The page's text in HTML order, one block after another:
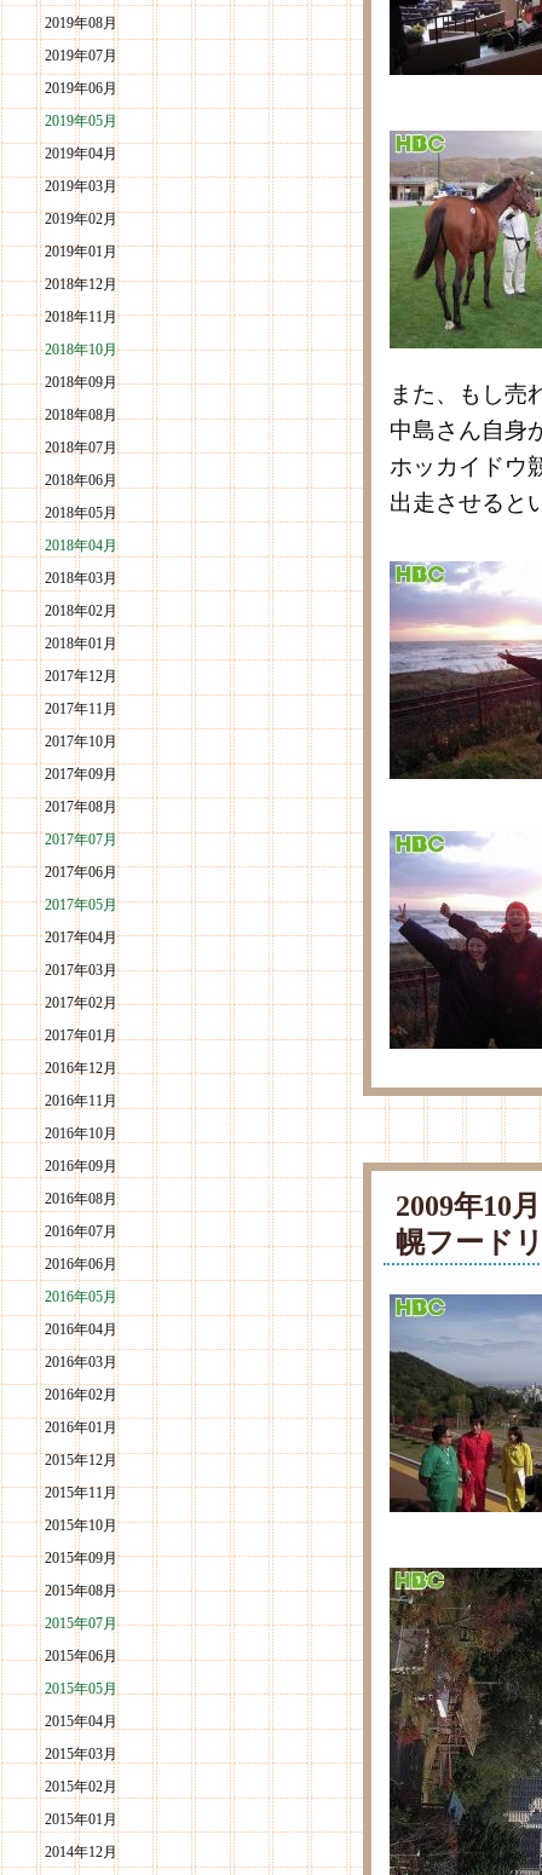
2019年08月
2019年07月
2019年06月
2019年05月
2019年04月
2019年03月
2019年02月
2019年01月
2018年12月
2018年11月
2018年10月
2018年09月
2018年08月
2018年07月
2018年06月
2018年05月
2018年04月
2018年03月
2018年02月
2018年01月
2017年12月
2017年11月
2017年10月
2017年09月
2017年08月
2017年07月
2017年06月
2017年05月
2017年04月
2017年03月
2017年02月
2017年01月
2016年12月
2016年11月
2016年10月
2016年09月
2016年08月
2016年07月
2016年06月
2016年05月
2016年04月
2016年03月
2016年02月
2016年01月
2015年12月
2015年11月
2015年10月
2015年09月
2015年08月
2015年07月
2015年06月
2015年05月
2015年04月
2015年03月
2015年02月
2015年01月
2014年12月
また、もし売
中島さん自身
ホッカイドウ
出走させると
2009年
幌フード